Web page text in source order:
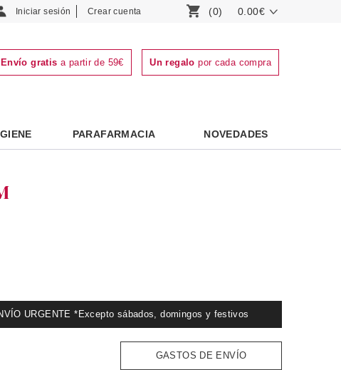
Iniciar sesión Crear cuenta (0) 0.00€
Envío gratis a partir de 59€ Un regalo por cada compra
PARAFARMACIA NOVEDADES
URGENTE *Excepto sábados, domingos y festivos
GASTOS DE ENVÍO